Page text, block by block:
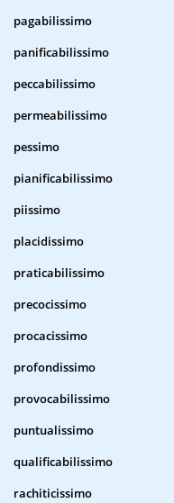
pagabilissimo
panificabilissimo
peccabilissimo
permeabilissimo
pessimo
pianificabilissimo
piissimo
placidissimo
praticabilissimo
precocissimo
procacissimo
profondissimo
provocabilissimo
puntualissimo
qualificabilissimo
rachiticissimo